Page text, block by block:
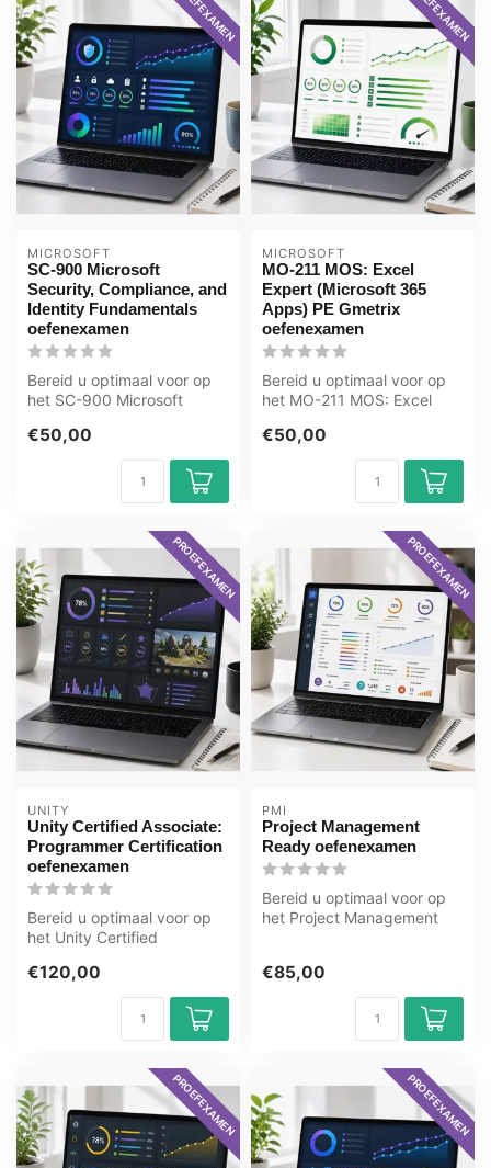
MICROSOFT
SC-900 Microsoft
Security, Compliance, and
Identity Fundamentals
oefenexamen
Bereid u optimaal voor op
het SC-900 Microsoft
Identit...
€50,00
MICROSOFT
MO-211 MOS: Excel
Expert (Microsoft 365
Apps) PE Gmetrix
oefenexamen
Bereid u optimaal voor op
het MO-211 MOS: Excel
Apps) exam...
€50,00
PROEFEXAMEN
UNITY
Unity Certified Associate:
Programmer Certification
oefenexamen
Bereid u optimaal voor op
het Unity Certified
Certificatio...
€120,00
PROEFEXAMEN
PMI
Project Management
Ready oefenexamen
Bereid u optimaal voor op
het Project Management
€85,00
PROEFEXAMEN PROEFEXAMEN